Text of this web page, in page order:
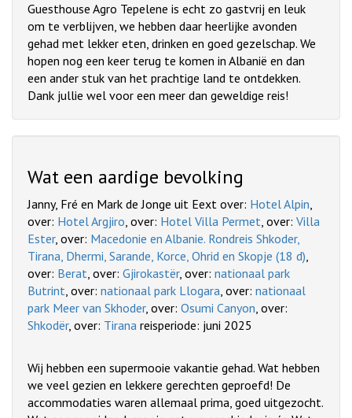
Guesthouse Agro Tepelene is echt zo gastvrij en leuk
om te verblijven, we hebben daar heerlijke avonden
gehad met lekker eten, drinken en goed gezelschap. We
hopen nog een keer terug te komen in Albanië en dan
een ander stuk van het prachtige land te ontdekken.
Dank jullie wel voor een meer dan geweldige reis!
Wat een aardige bevolking
Janny, Fré en Mark de Jonge uit Eext over: Hotel Alpin,
over: Hotel Argjiro, over: Hotel Villa Permet, over: Villa
Ester, over: Macedonie en Albanie. Rondreis Shkoder,
Tirana, Dhermi, Sarande, Korce, Ohrid en Skopje (18 d),
over: Berat, over: Gjirokastër, over: nationaal park
Butrint, over: nationaal park Llogara, over: nationaal
park Meer van Skhoder, over: Osumi Canyon, over:
Shkodër, over: Tirana reisperiode: juni 2025
Wij hebben een supermooie vakantie gehad. Wat hebben
we veel gezien en lekkere gerechten geproefd! De
accommodaties waren allemaal prima, goed uitgezocht.